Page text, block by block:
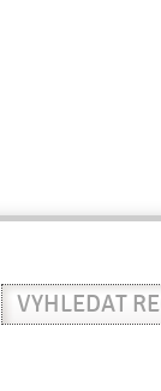
Vyhledat
recept